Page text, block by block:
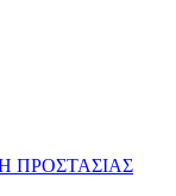
ΠΡΟΣΤΑΣΙΑΣ